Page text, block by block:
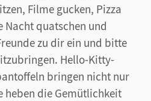
Filme gucken, Pizza
Nacht quatschen und
zu dir ein und bitte
Hello-Kitty-
bringen nicht nur
heben die Gemütlichkeit